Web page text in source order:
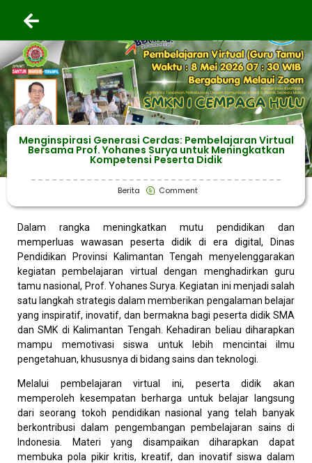
Menginspirasi Generasi Cerdas: Pembelajaran Virtual
Bersama Prof. Yohanes Surya untuk Meningkatkan
Kompetensi Peserta Didik
Berita Comment
Dalam rangka meningkatkan mutu pendidikan dan
memperluas wawasan peserta didik di era digital, Dinas
Pendidikan Provinsi Kalimantan Tengah menyelenggarakan
kegiatan pembelajaran virtual dengan menghadirkan guru
tamu nasional, Prof. Yohanes Surya. Kegiatan ini menjadi salah
satu langkah strategis dalam memberikan pengalaman belajar
yang inspiratif, inovatif, dan bermakna bagi peserta didik SMA
dan SMK di Kalimantan Tengah. Kehadiran beliau diharapkan
mampu memotivasi siswa untuk lebih mencintai ilmu
pengetahuan, khususnya di bidang sains dan teknologi.
Melalui pembelajaran virtual ini, peserta didik akan
memperoleh kesempatan berharga untuk belajar langsung
dari seorang tokoh pendidikan nasional yang telah banyak
berkontribusi dalam pengembangan pembelajaran sains di
Indonesia. Materi yang disampaikan diharapkan dapat
membuka pola pikir kritis, kreatif, dan inovatif siswa dalam